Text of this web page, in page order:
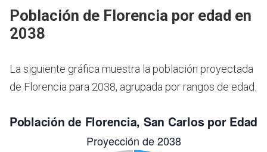
Población de Florencia por edad en
2038
La siguiente gráfica muestra la población proyectada
de Florencia para 2038, agrupada por rangos de edad.